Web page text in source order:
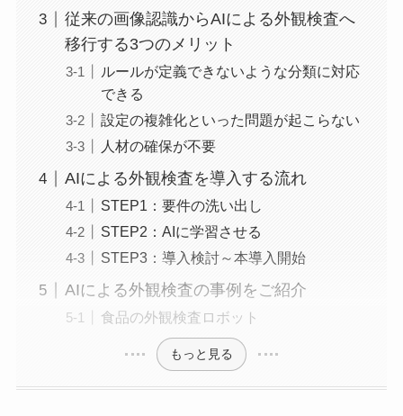
従来の画像認識からAIによる外観検査へ
移行する3つのメリット
ルールが定義できないような分類に対応
できる
設定の複雑化といった問題が起こらない
人材の確保が不要
AIによる外観検査を導入する流れ
STEP1：要件の洗い出し
STEP2：AIに学習させる
STEP3：導入検討～本導入開始
AIによる外観検査の事例をご紹介
食品の外観検査ロボット
もっと見る